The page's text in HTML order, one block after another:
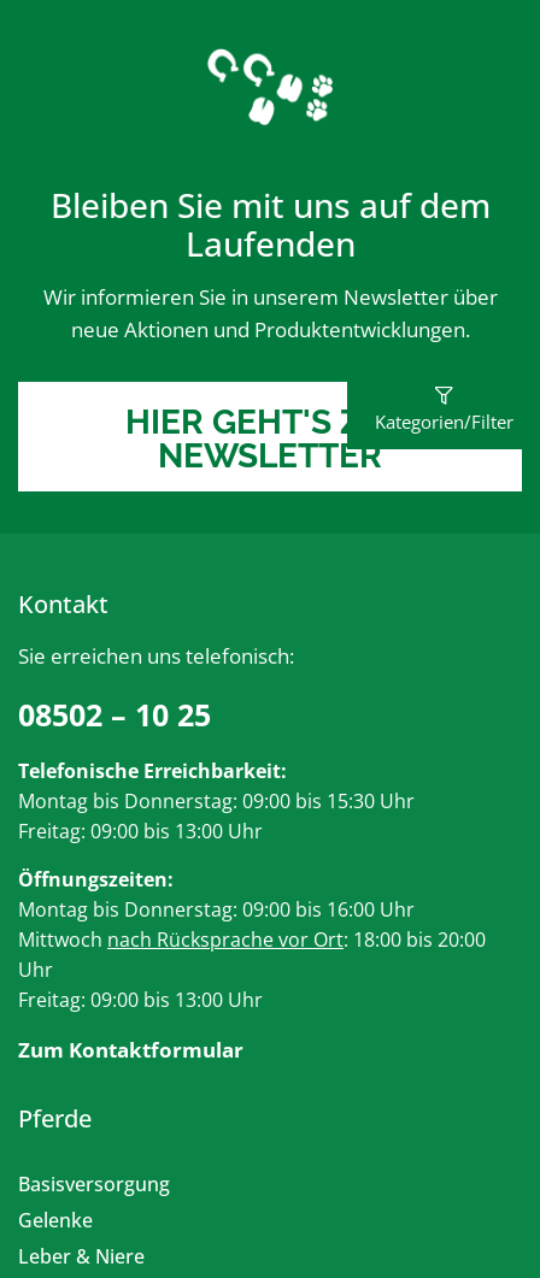
Kategorien/Filter
Bleiben Sie mit uns auf dem
Laufenden
Wir informieren Sie in unserem Newsletter über
neue Aktionen und Produktentwicklungen.
HIER GEHT'S ZUM
NEWSLETTER
Kontakt
Sie erreichen uns telefonisch:
08502 – 10 25
Telefonische Erreichbarkeit:
Montag bis Donnerstag: 09:00 bis 15:30 Uhr
Freitag: 09:00 bis 13:00 Uhr
Öffnungszeiten:
Montag bis Donnerstag: 09:00 bis 16:00 Uhr
Mittwoch nach Rücksprache vor Ort: 18:00 bis 20:00
Uhr
Freitag: 09:00 bis 13:00 Uhr
Zum Kontaktformular
Pferde
Basisversorgung
Gelenke
Leber & Niere